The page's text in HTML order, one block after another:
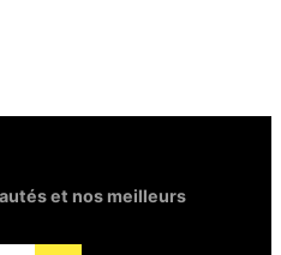
et nos meilleurs